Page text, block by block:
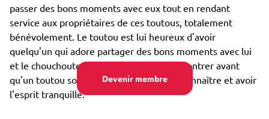
Devenir membre
passer des bons moments avec eux tout en rendant
service aux propriétaires de ces toutous, totalement
bénévolement. Le toutou est lui heureux d'avoir
quelqu'un qui adore partager des bons moments avec lui
et le chouchouter. Vous pouvez vous rencontrer avant
qu'un toutou soit confié, afin de bien se connaître et avoir
l'esprit tranquille.